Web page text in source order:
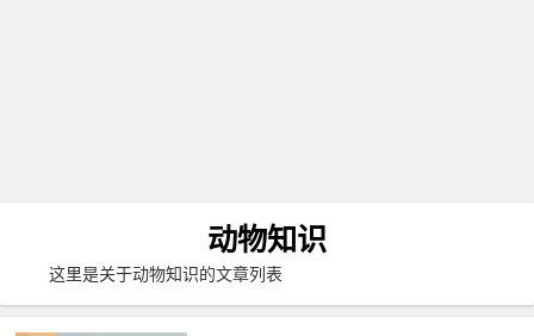
动物知识
这里是关于动物知识的文章列表